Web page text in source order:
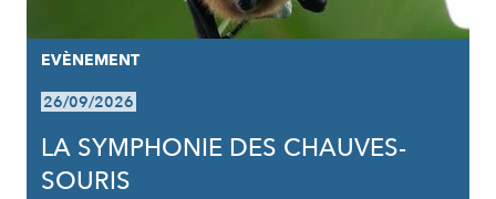
EVÈNEMENT
26/09/2026
LA SYMPHONIE DES CHAUVES-
SOURIS